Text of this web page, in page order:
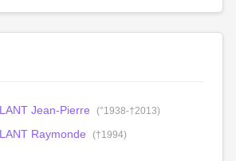
Jean-Pierre (°1938-†2013)
Raymonde (†1994)